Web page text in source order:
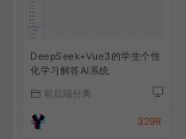
DeepSeek+Vue3的学生个性
化学习解答AI系统
前后端分离
329R